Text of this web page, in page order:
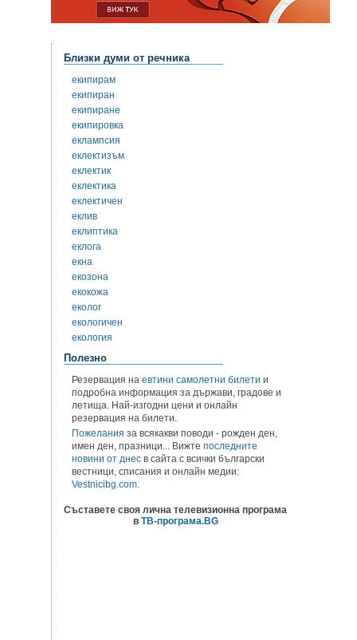
Близки думи от речника
екипирам
екипиран
екипиране
екипировка
еклампсия
еклектизъм
еклектик
еклектика
еклектичен
еклив
еклиптика
еклога
екна
екозона
екокожа
еколог
екологичен
екология
Полезно
Резервация на евтини самолетни билети и
подробна информация за държави, градове и
летища. Най-изгодни цени и онлайн
резервация на билети.
Пожелания за всякакви поводи - рожден ден,
имен ден, празници... Вижте последните
новини от днес в сайта с всички български
вестници, списания и онлайн медии:
Vestnicibg.com.
Съставете своя лична телевизионна програма
в ТВ-програма.BG